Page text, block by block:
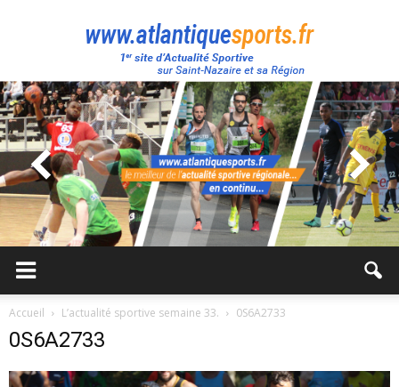
Atlantique
Sport
Accueil L’actualité sportive semaine 33. 0S6A2733
0S6A2733